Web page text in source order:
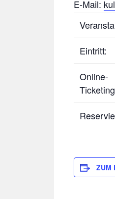
E-Mail:
Eintritt:
Online-
ZUM